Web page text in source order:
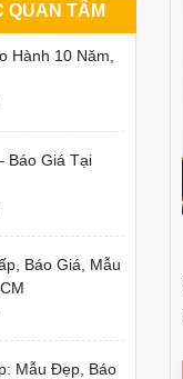
QUAN TÂM
Hành 10 Năm,
Báo Giá Tại
Báo Giá, Mẫu
Mẫu Đẹp, Báo